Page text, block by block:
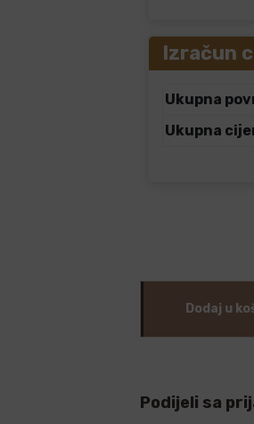
Izračun
Ukupna
Ukupna
Dodaj u
Podijeli sa